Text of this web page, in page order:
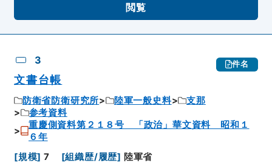
閲覧
3 件名
文書台帳
防衛省防衛研究所 陸軍一般史料
支那
参考資料
重慶側資料第２１８号 「政治」華文資料 昭和１
６年
[規模] 7 [組織歴/履歴] 陸軍省